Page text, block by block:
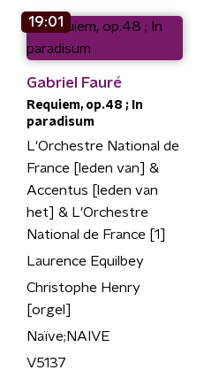
19:01
Gabriel Fauré
Requiem, op.48 ; In
paradisum
L'Orchestre National de
France [leden van] &
Accentus [leden van
het] & L'Orchestre
National de France [1]
Laurence Equilbey
Christophe Henry
[orgel]
Naïve;NAIVE
V5137